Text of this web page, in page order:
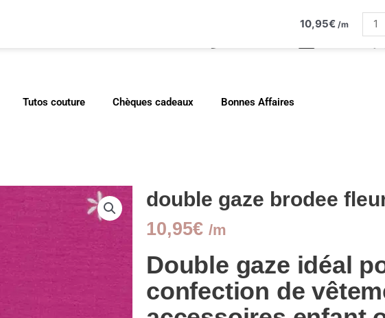
Tutos couture Chèques cadeaux Bonnes Affaires
double gaze brodee
10,95€ /m
Double gaze idéal
confection de
10,95€ /m